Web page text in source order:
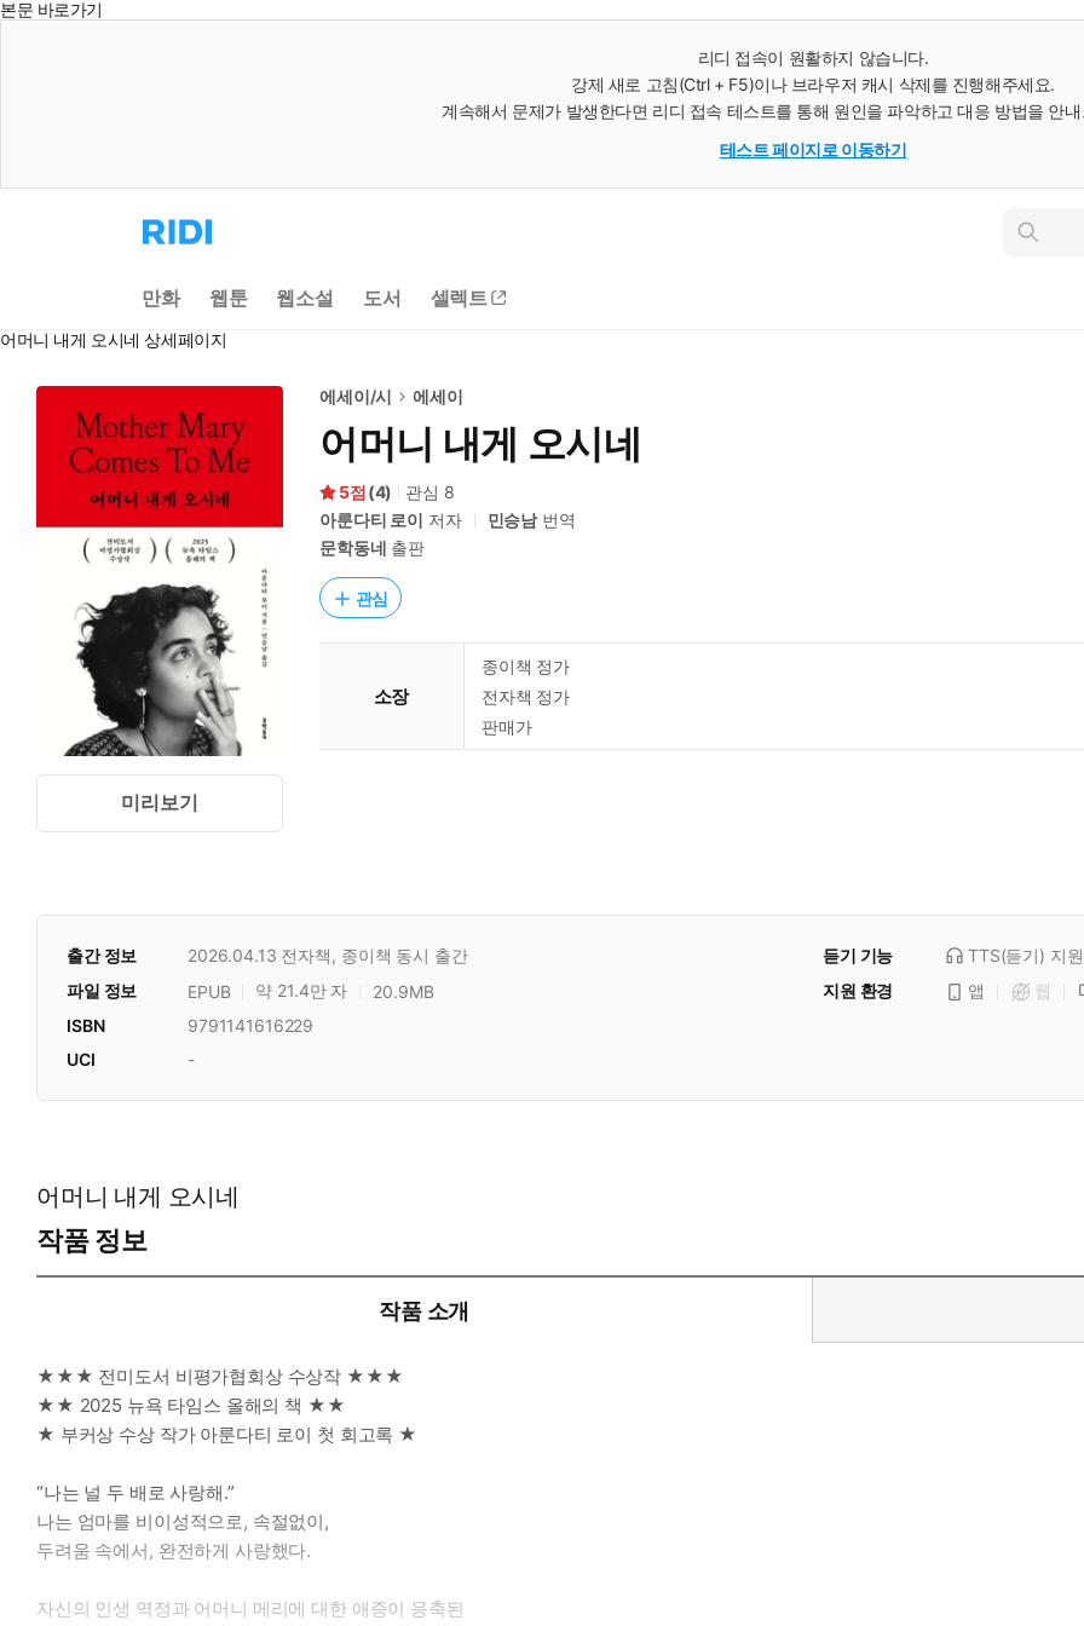
본문 바로가기
리디 접속이 원활하지 않습니다.
강제 새로 고침(Ctrl + F5)이나 브라우저 캐시 삭제를 진행해주세요.
계속해서 문제가 발생한다면 리디 접속 테스트를 통해 원인을 파악하고 대응 방법을 안
테스트 페이지로 이동하기
리
디
으
로
동
인
만화 웹툰 웹소설 도서 셀렉트
어머니 내게 오시네 상세페이지
미리보기
에세이/시 에세이
어머니 내게 오시네
5 (4) 관심 8
아룬다티 로이 저자 민승남번역
문학동네 출판
관심
소장
종이책 정가
전자책 정가
판매가
출간 정보 2026.04.13 전자책, 종이책 동시 출간 듣기 기능 TTS(듣기) 지원
파일 정보
EPUB 약 21.4만 자 20.9MB 지원 환경 앱
웹
ISBN
9791141616229
UCI
-
어머니 내게 오시네
작품 정보
작품 소개
★★★ 전미도서 비평가협회상 수상작 ★★★
★★ 2025 뉴욕 타임스 올해의 책 ★★
★ 부커상 수상 작가 아룬다티 로이 첫 회고록 ★
“나는 널 두 배로 사랑해.”
나는 엄마를 비이성적으로, 속절없이,
두려움 속에서, 완전하게 사랑했다.
자신의 인생 역정과 어머니 메리에 대한 애증이 응축된